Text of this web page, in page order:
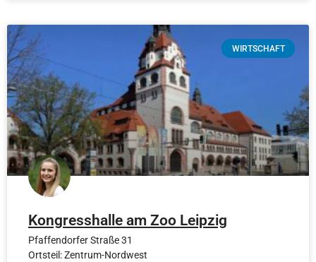
WIRTSCHAFT
Kongresshalle am Zoo Leipzig
Pfaffendorfer Straße 31
Ortsteil: Zentrum-Nordwest